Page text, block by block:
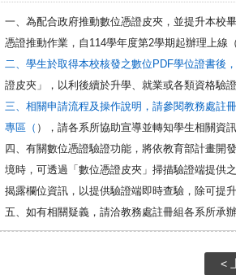
一、為配合政府推動數位憑證皮夾，並提升本校
憑證推動作業，自114學年度第2學期起辦理上線
二、學生於取得本校核發之數位PDF學位證書後
證皮夾」，以利後續於升學、就業或各類資格驗證
三、相關申請流程及操作說明，請參閱教務處註
專區（ ），請各系所協助宣導並轉知學生相關資訊
四、有關數位憑證驗證功能，將依教育部計畫開
境時，可透過「數位憑證皮夾」掃描驗證端提供
揭露欄位資訊，以提供驗證端即時查驗，除可提
五、如有相關疑義，請洽教務處註冊組各系所承
<